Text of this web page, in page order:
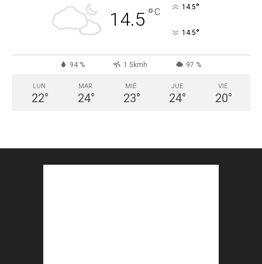
14.5 °C 14.5°
14.5°
94 % 1.5kmh 97 %
LUN
22°
MAR
24°
MIÉ
23°
JUE
24°
VIE
20°